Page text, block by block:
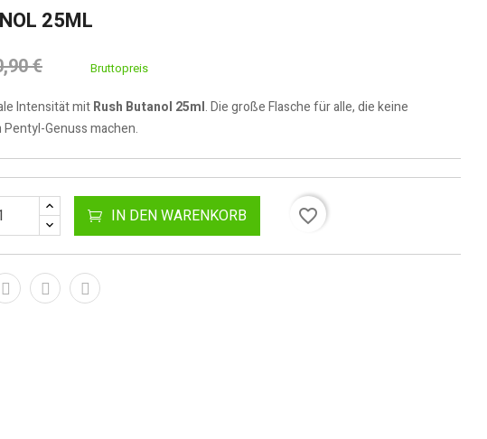
25ML
€ Bruttopreis
Intensität mitRush Butanol 25ml. Die große Flasche für alle, die keine
Genuss machen.
IN DEN WARENKORB favorite_border